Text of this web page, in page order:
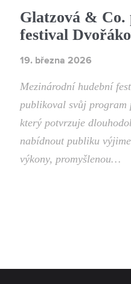
Glatzová & Co.
festival
19. března 2026
Mezinárodní hudební
publikoval svůj program
který potvrzuje
nabídnout publiku
výkony, promyšlenou…